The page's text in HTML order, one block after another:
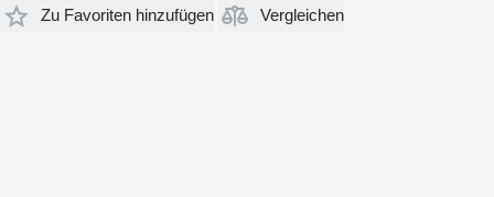
Zu Favoriten hinzufügen
Vergleichen